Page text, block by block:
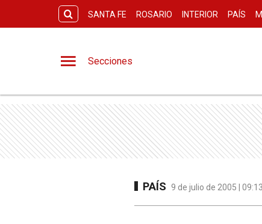
SANTA FE ROSARIO INTERIOR PAÍS
Secciones
PAÍS 9 de julio de 2005 |